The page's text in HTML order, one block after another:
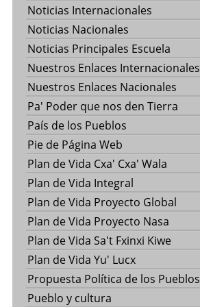
Noticias Internacionales
Noticias Nacionales
Noticias Principales Escuela
Nuestros Enlaces Internacionales
Nuestros Enlaces Nacionales
Pa' Poder que nos den Tierra
País de los Pueblos
Pie de Página Web
Plan de Vida Cxa' Cxa' Wala
Plan de Vida Integral
Plan de Vida Proyecto Global
Plan de Vida Proyecto Nasa
Plan de Vida Sa't Fxinxi Kiwe
Plan de Vida Yu' Lucx
Propuesta Política de los Pueblos
Pueblo y cultura